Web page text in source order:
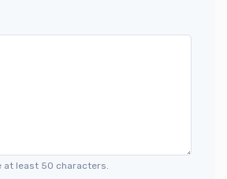
at least 50 characters.